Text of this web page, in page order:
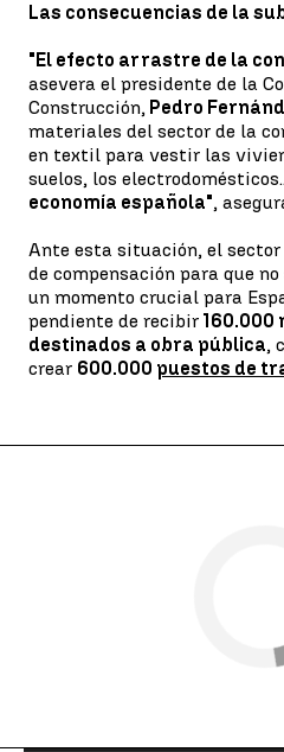
Las consecuencias de la
"El efecto arrastre de la
asevera el presidente de la
Construcción, Pedro
materiales del sector de la
en textil para vestir las
suelos, los
economía española",
Ante esta situación, el
de compensación para que
un momento crucial para
pendiente de recibir 160.000
destinados a obra pública,
crear 600.000 puestos de